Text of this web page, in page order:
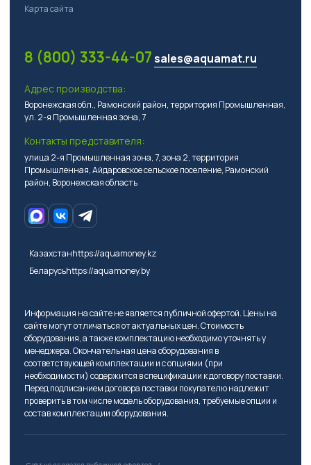
Карта сайта
8 (800) 333-44-07sales@aquamat.ru
Адрес производства:
Воронежская обл., Рамонский район, территория Промышленная,
ул. 2-я Промышленная зона, 7
Контакты представителя:
улица 2-я Промышленная зона, 7, зона 2, территория
Промышленная, Айдаровское сельское поселение, Рамонский
район, Воронежская область
Казахстанhttps://aquamoney.kz
Беларусьhttps://aquamoney.by
Информация на сайте не является публичной офертой. Цены на
сайте могут отличаться от актуальных цен. Стоимость
оборудования, а также комплектацию необходимо уточнять у
менеджера. Окончательная цена оборудования в
соответствующей комплектации и с опциями (при
необходимости) содержится в спецификации к договору поставки.
Перед подписанием договора поставки покупателю надлежит
проверить в том числе модель оборудования, требуемые опции и
состав комплектации оборудования.